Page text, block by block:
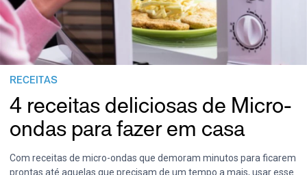
RECEITAS
4 receitas deliciosas de Micro-
ondas para fazer em casa
Com receitas de micro-ondas que demoram minutos para ficarem
prontas até aquelas que precisam de um tempo a mais, usar esse